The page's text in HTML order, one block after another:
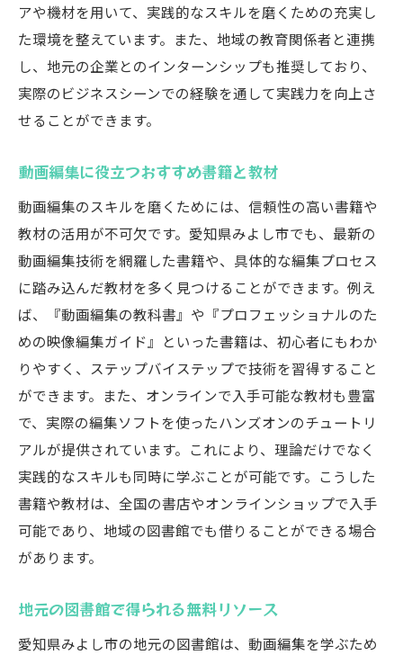
アや機材を用いて、実践的なスキルを磨くための充実し
た環境を整えています。また、地域の教育関係者と連携
し、地元の企業とのインターンシップも推奨しており、
実際のビジネスシーンでの経験を通して実践力を向上さ
せることができます。
動画編集に役立つおすすめ書籍と教材
動画編集のスキルを磨くためには、信頼性の高い書籍や
教材の活用が不可欠です。愛知県みよし市でも、最新の
動画編集技術を網羅した書籍や、具体的な編集プロセス
に踏み込んだ教材を多く見つけることができます。例え
ば、『動画編集の教科書』や『プロフェッショナルのた
めの映像編集ガイド』といった書籍は、初心者にもわか
りやすく、ステップバイステップで技術を習得すること
ができます。また、オンラインで入手可能な教材も豊富
で、実際の編集ソフトを使ったハンズオンのチュートリ
アルが提供されています。これにより、理論だけでなく
実践的なスキルも同時に学ぶことが可能です。こうした
書籍や教材は、全国の書店やオンラインショップで入手
可能であり、地域の図書館でも借りることができる場合
があります。
地元の図書館で得られる無料リソース
愛知県みよし市の地元の図書館は、動画編集を学ぶため